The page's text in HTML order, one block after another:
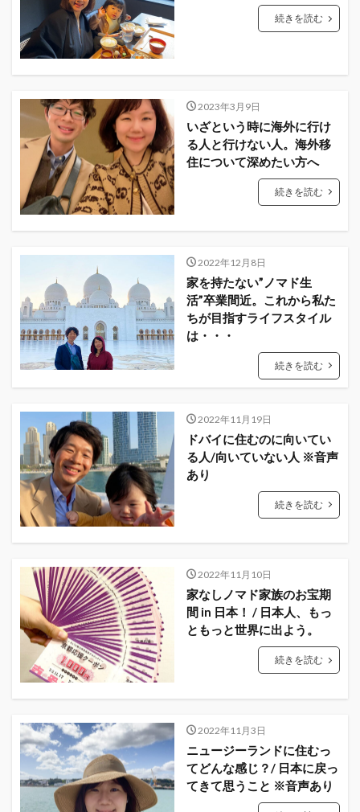
続きを読む
2023年3月9日
いざという時に海外に行け
る人と行けない人。海外移
住について深めたい方へ
続きを読む
2022年12月8日
家を持たない”ノマド生
活”卒業間近。これから私た
ちが目指すライフスタイル
は・・・
続きを読む
2022年11月19日
ドバイに住むのに向いてい
る人/向いていない人 ※音声
あり
続きを読む
2022年11月10日
家なしノマド家族のお宝期
間 in 日本！ / 日本人、もっ
ともっと世界に出よう。
続きを読む
2022年11月3日
ニュージーランドに住むっ
てどんな感じ？/ 日本に戻っ
てきて思うこと ※音声あり